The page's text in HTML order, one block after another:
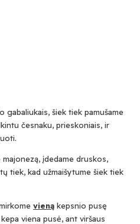
gabaliukais, šiek tiek pamušame
česnaku, prieskoniais, ir
majonezą, įdedame druskos,
tiek, kad užmaišytume šiek tiek
vieną kepsnio pusę
viena pusė, ant viršaus